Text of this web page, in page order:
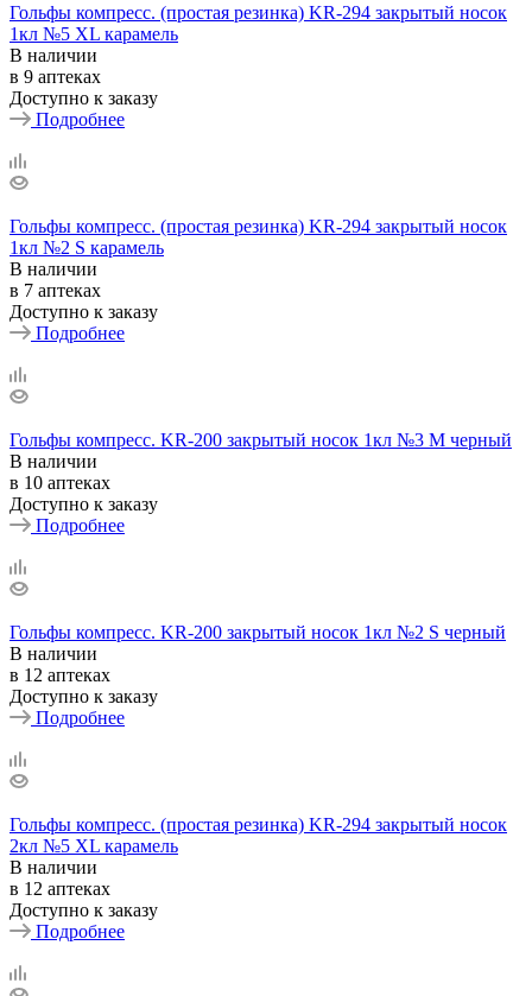
Гольфы компресс. (простая резинка) KR-294 закрытый носок
1кл №5 ХL карамель
В наличии
в 9 аптеках
Доступно к заказу
Подробнее
Гольфы компресс. (простая резинка) KR-294 закрытый носок
1кл №2 S карамель
В наличии
в 7 аптеках
Доступно к заказу
Подробнее
Гольфы компресс. KR-200 закрытый носок 1кл №3 М черный
В наличии
в 10 аптеках
Доступно к заказу
Подробнее
Гольфы компресс. KR-200 закрытый носок 1кл №2 S черный
В наличии
в 12 аптеках
Доступно к заказу
Подробнее
Гольфы компресс. (простая резинка) KR-294 закрытый носок
2кл №5 ХL карамель
В наличии
в 12 аптеках
Доступно к заказу
Подробнее